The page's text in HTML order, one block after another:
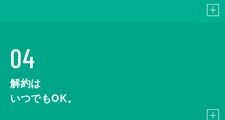
04
解約は
いつでもOK。